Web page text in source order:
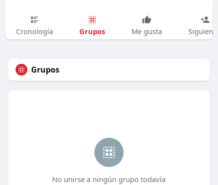
Cronología Grupos Me gusta
Grupos
No unirse a ningún grupo todavía